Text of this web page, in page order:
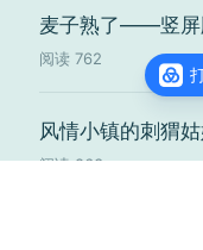
麦子熟了——竖屏
阅读 762
风情小镇的刺猬
阅读 863